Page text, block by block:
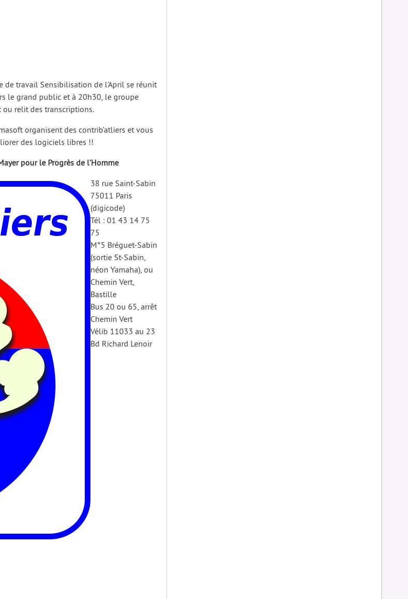
de travail Sensibilisation de l’April se réunit
le grand public et à 20h30, le groupe
relit des transcriptions.
organisent des contrib’atliers et vous
des logiciels libres !!
pour le Progrès de l’Homme
38 rue Saint-Sabin
75011 Paris
(digicode)
Tél : 01 43 14 75
75
M°5 Bréguet-Sabin
(sortie St-Sabin,
néon Yamaha), ou
Chemin Vert,
Bastille
Bus 20 ou 65, arrêt
Chemin Vert
Vélib 11033 au 23
Bd Richard Lenoir